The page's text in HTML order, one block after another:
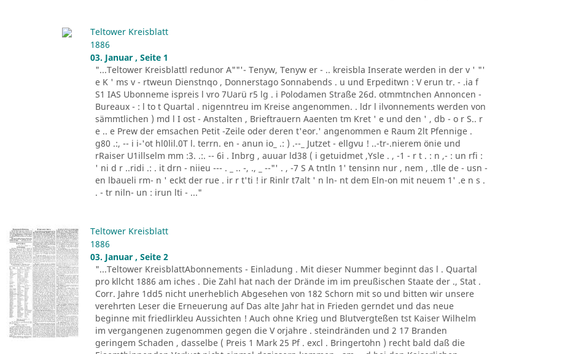
Teltower Kreisblatt
1886
03. Januar , Seite 1
"...Teltower Kreisblattl redunor A""'- Tenyw, Tenyw er - .. kreisbla Inserate werden in der v ' "'
e K ' ms v - rtweun Dienstnqo , Donnerstago Sonnabends . u und Erpeditwn : V erun tr. - .ia f
S1 IAS Ubonneme ispreis l vro 7Uarü r5 lg . i Polodamen Straße 26d. otmmtnchen Annoncen -
Bureaux - : l to t Quartal . nigenntreu im Kreise angenommen. . ldr l ilvonnements werden von
sämmtlichen ) md l I ost - Anstalten , Brieftrauern Aaenten tm Kret ' e und den ' , db - o r S.. r
e .. e Prew der emsachen Petit -Zeile oder deren t'eor.' angenommen e Raum 2lt Pfennige .
g80 .:, -- i i-'ot hl0lil.0T l. terrn. en - anun io_ .: ) .--_ Jutzet - ellgvu ! ..-tr-.nierem önie und
rRaiser U1illselm mm :3. .:. -- 6i . Inbrg , auuar ld38 ( i getuidmet ,Ysle . , -1 - r t . : n ,- : un rfi :
' ni d r ..ridi .: . it drn - niieu --- . _ .. -, ., _ --"' . , -7 S A tntln 1' tensinn nur , nem , .tlle de - usn -
en lbaueli rm- n ' eckt der rue . ir r t'ti ! ir Rinlr t7alt ' n ln- nt dem Eln-on mit neuem 1' .e n s .
. - tr niln- un : irun lti - ..."
Teltower Kreisblatt
1886
03. Januar , Seite 2
"...Teltower KreisblattAbonnements - Einladung . Mit dieser Nummer beginnt das l . Quartal
pro kllcht 1886 am iches . Die Zahl hat nach der Drände im im preußischen Staate der ., Stat .
Corr. Jahre 1dd5 nicht unerheblich Abgesehen von 182 Schorn mit so und bitten wir unsere
verehrten Leser die Erneuerung auf Das alte Jahr hat in Frieden gerndet und das neue
beginne mit friedlirkleu Aussichten ! Auch ohne Krieg und Blutvergteßen tst Kaiser Wilhelm
im vergangenen zugenommen gegen die V orjahre . steindränden und 2 17 Branden
geringem Schaden , dasselbe ( Preis 1 Mark 25 Pf . excl . Bringertohn ) recht bald daß die